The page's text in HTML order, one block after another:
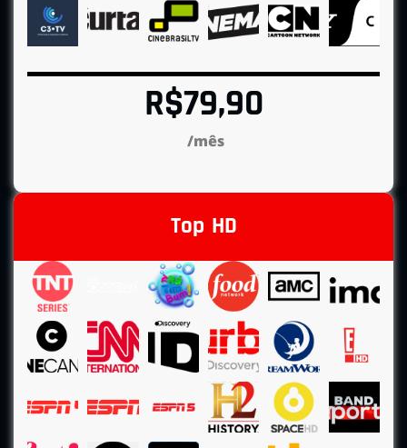
R$79,90
/mês
Top HD